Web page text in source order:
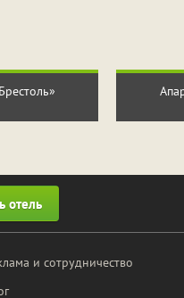
отель
и сотрудничество